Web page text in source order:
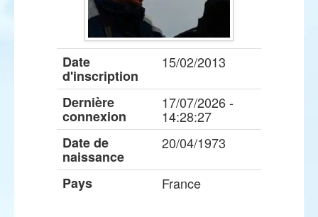
Date
d'inscription
15/02/2013
Dernière
connexion
17/07/2026 -
14:28:27
Date de
naissance
20/04/1973
Pays France